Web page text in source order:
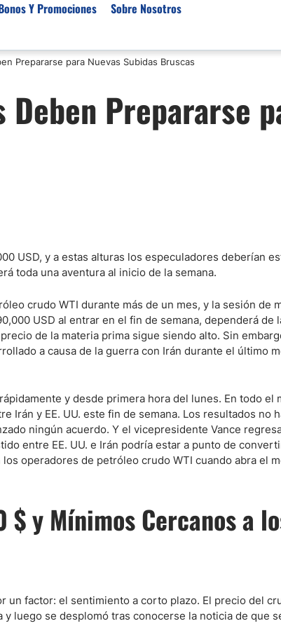
Scalping
Automático
Lista de Mejores Prop
Empresas de Fondeo en
Primas
Análisis Forex
Señales Forex Gratis
Y Promociones Sobre Nosotros
Prepararse para Nuevas Subidas Bruscas
Deben Prepararse
USD, y a estas alturas los especuladores deberían
toda una aventura al inicio de la semana.
crudo WTI durante más de un mes, y la sesión de
USD al entrar en el fin de semana, dependerá de
de la materia prima sigue siendo alto. Sin
a causa de la guerra con Irán durante el último
y desde primera hora del lunes. En todo el
Irán y EE. UU. este fin de semana. Los resultados no
ningún acuerdo. Y el vicepresidente Vance
entre EE. UU. e Irán podría estar a punto de
operadores de petróleo crudo WTI cuando abra el
y Mínimos Cercanos a
un factor: el sentimiento a corto plazo. El precio del
luego se desplomó tras conocerse la noticia de que